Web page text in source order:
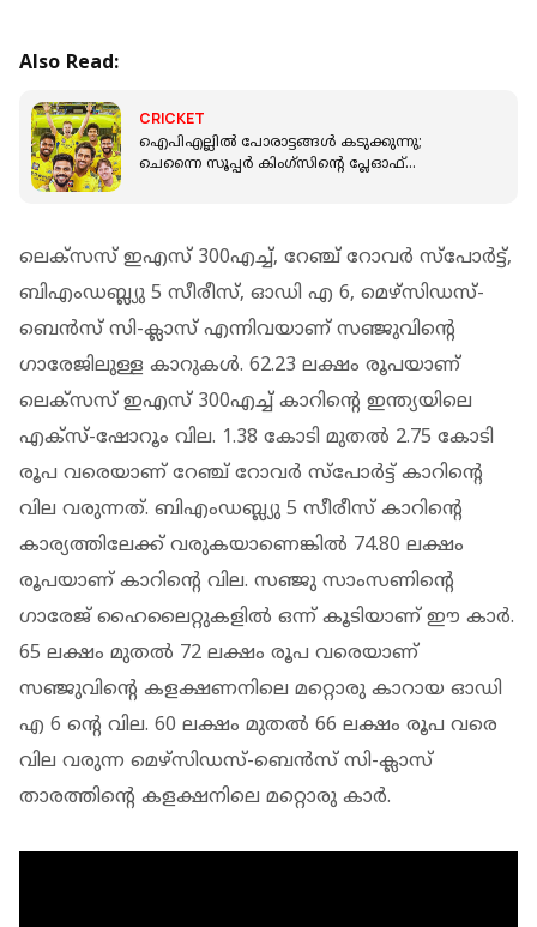
Also Read:
CRICKET
ഐപിഎല്ലിൽ പോരാട്ടങ്ങൾ കടുക്കുന്നു;
ചെന്നൈ സൂപ്പർ കിംഗ്സിന്റെ പ്ലേഓഫ്
ലെക്‌സസ് ഇഎസ് 300എച്ച്, റേഞ്ച് റോവര്‍ സ്‌പോര്‍ട്ട്,
ബിഎംഡബ്ല്യു 5 സീരീസ്, ഓഡി എ 6, മെഴ്സിഡസ്-
ബെന്‍സ് സി-ക്ലാസ് എന്നിവയാണ് സഞ്ജുവിന്റെ
ഗാരേജിലുള്ള കാറുകൾ. 62.23 ലക്ഷം രൂപയാണ്
ലെക്‌സസ് ഇഎസ് 300എച്ച് കാറിന്റെ ഇന്ത്യയിലെ
എക്‌സ്-ഷോറൂം വില. 1.38 കോടി മുതല്‍ 2.75 കോടി
രൂപ വരെയാണ് റേഞ്ച് റോവര്‍ സ്‌പോര്‍ട്ട് കാറിന്റെ
വില വരുന്നത്. ബിഎംഡബ്ല്യു 5 സീരീസ് കാറിന്റെ
കാര്യത്തിലേക്ക് വരുകയാണെങ്കിൽ 74.80 ലക്ഷം
രൂപയാണ് കാറിന്റെ വില. സഞ്ജു സാംസണിന്റെ
ഗാരേജ് ഹൈലൈറ്റുകളില്‍ ഒന്ന് കൂടിയാണ് ഈ കാർ.
65 ലക്ഷം മുതല്‍ 72 ലക്ഷം രൂപ വരെയാണ്
സഞ്ജുവിന്റെ കളക്ഷണനിലെ മറ്റൊരു കാറായ ഓഡി
എ 6 ന്റെ വില. 60 ലക്ഷം മുതല്‍ 66 ലക്ഷം രൂപ വരെ
വില വരുന്ന മെഴ്സിഡസ്-ബെന്‍സ് സി-ക്ലാസ്
താരത്തിന്റെ കളക്ഷനിലെ മറ്റൊരു കാർ.